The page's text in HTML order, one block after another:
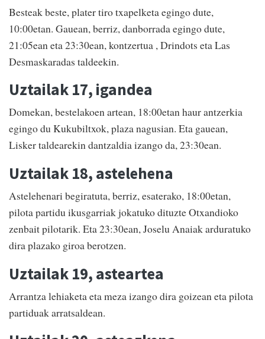
Besteak beste, plater tiro txapelketa egingo dute,
10:00etan. Gauean, berriz, danborrada egingo dute,
21:05ean eta 23:30ean, kontzertua , Drindots eta Las
Desmaskaradas taldeekin.
Uztailak 17, igandea
Domekan, bestelakoen artean, 18:00etan haur antzerkia
egingo du Kukubiltxok, plaza nagusian. Eta gauean,
Lisker taldearekin dantzaldia izango da, 23:30ean.
Uztailak 18, astelehena
Astelehenari begiratuta, berriz, esaterako, 18:00etan,
pilota partidu ikusgarriak jokatuko dituzte Otxandioko
zenbait pilotarik. Eta 23:30ean, Joselu Anaiak arduratuko
dira plazako giroa berotzen.
Uztailak 19, asteartea
Arrantza lehiaketa eta meza izango dira goizean eta pilota
partiduak arratsaldean.